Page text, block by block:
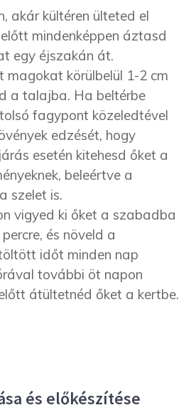
akár kültéren ülteted el
mindenképpen áztasd
egy éjszakán át.
körülbelül 1-2 cm
a talajba. Ha beltérbe
fagypont közeledtével
edzését, hogy
esetén kitehesd őket a
beleértve a
szelet is.
vigyed ki őket a szabadba
és növeld a
időt minden nap
további öt napon
átültetnéd őket a kertbe.
és előkészítése